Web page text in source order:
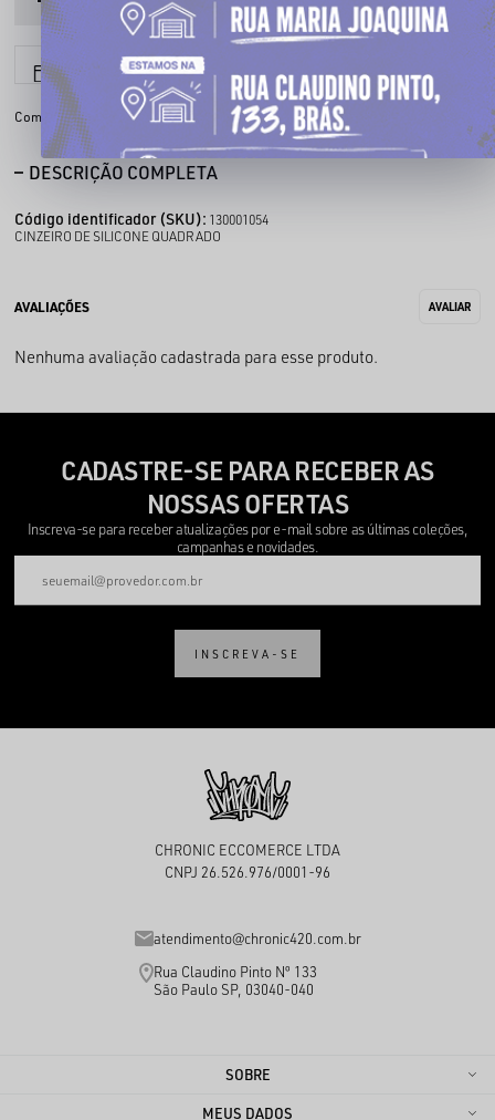
Parcele em até
Compartilhe:
DESCRIÇÃO COMPLETA
Código identificador (SKU): 130001054
CINZEIRO DE SILICONE QUADRADO
Nenhuma avaliação cadastrada para esse produto.
CADASTRE-SE PARA RECEBER AS
NOSSAS OFERTAS
Inscreva-se para receber atualizações por e-mail sobre as últimas coleções,
campanhas e novidades.
INSCREVA-SE
CHRONIC ECCOMERCE LTDA
CNPJ 26.526.976/0001-96
atendimento@chronic420.com.br
Rua Claudino Pinto Nº 133
São Paulo SP, 03040-040
SOBRE
MEUS DADOS